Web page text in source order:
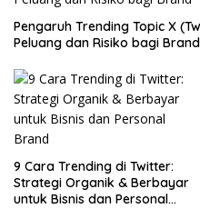
Pengaruh Trending Topic X
Peluang dan Risiko bagi Brand
9 Cara Trending di Twitter:
Strategi Organik & Berbayar
untuk Bisnis dan Personal